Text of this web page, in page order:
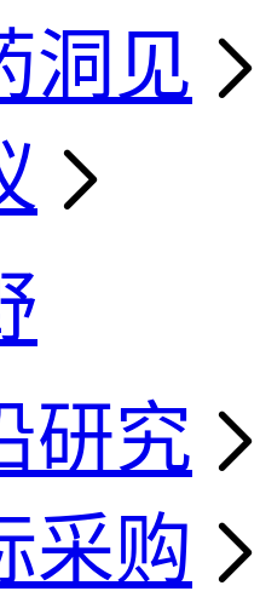
洞见
研究
采购